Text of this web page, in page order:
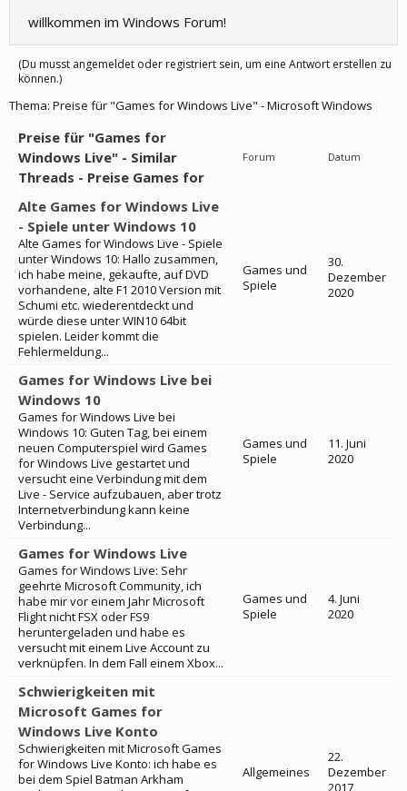
willkommen im Windows Forum!
(Du musst angemeldet oder registriert sein, um eine Antwort erstellen zu
können.)
Thema: Preise für "Games for Windows Live" - Microsoft Windows
Preise für "Games for
Windows Live" - Similar
Threads - Preise Games for
Forum Datum
Alte Games for Windows Live
- Spiele unter Windows 10
Alte Games for Windows Live - Spiele
unter Windows 10: Hallo zusammen,
ich habe meine, gekaufte, auf DVD
vorhandene, alte F1 2010 Version mit
Schumi etc. wiederentdeckt und
würde diese unter WIN10 64bit
spielen. Leider kommt die
Fehlermeldung...
Games und
Spiele
30.
Dezember
2020
Games for Windows Live bei
Windows 10
Games for Windows Live bei
Windows 10: Guten Tag, bei einem
neuen Computerspiel wird Games
for Windows Live gestartet und
versucht eine Verbindung mit dem
Live - Service aufzubauen, aber trotz
Internetverbindung kann keine
Verbindung...
Games und
Spiele
11. Juni
2020
Games for Windows Live
Games for Windows Live: Sehr
geehrte Microsoft Community, ich
habe mir vor einem Jahr Microsoft
Flight nicht FSX oder FS9
heruntergeladen und habe es
versucht mit einem Live Account zu
verknüpfen. In dem Fall einem Xbox...
Games und
Spiele
4. Juni
2020
Schwierigkeiten mit
Microsoft Games for
Windows Live Konto
Schwierigkeiten mit Microsoft Games
for Windows Live Konto: ich habe es
bei dem Spiel Batman Arkham
Allgemeines
22.
Dezember
2017